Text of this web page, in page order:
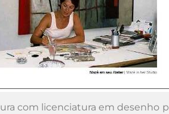
com licenciatura em desenho